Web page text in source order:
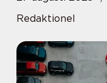
Redaktionel